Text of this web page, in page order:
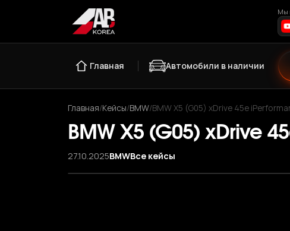
Мы
Главная Автомобили в наличии
Главная/Кейсы/BMW/BMW X5 (G05) xDrive 45e
BMW X5 (G05) xDrive
27.10.2025BMWВсе кейсы
‹